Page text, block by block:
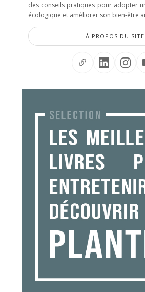
des conseils pratiques pour adopter
écologique et améliorer son bien-être
À PROPOS DU SITE